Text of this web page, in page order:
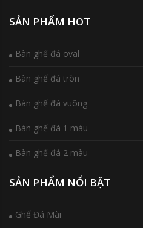
SẢN PHẨM HOT
Bàn ghế đá oval
Bàn ghế đá tròn
Bàn ghế đá vuông
Bàn ghế đá 1 màu
Bàn ghế đá 2 màu
SẢN PHẨM NỔI BẬT
Ghế Đá Mài